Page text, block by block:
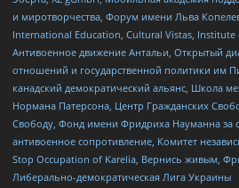
и миротворчества, Форум имени Льва
International Education, Cultural Vistas,
Антивоенное движение Антальи, Открытый
отношений и государственной политики им
канадский демократический альянс, Школа
Нормана Патерсона, Центр Гражданских
Свободу, Фонд имени Фридриха Науманна за
антивоенное сопротивление, Комитет
Stop Occupation of Karelia, Вернись живым,
Либерально-демократическая Лига Украины